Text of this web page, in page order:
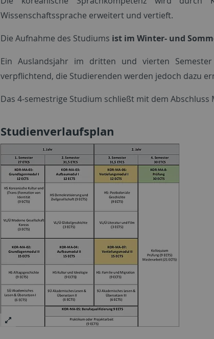
Wissenschaftssprache erweitert und vertieft.
Die Aufnahme des Studiums ist im Winter- und
Ein Auslandsjahr im dritten und vierten
verpflichtend, die Studierenden werden jedoch dazu
Das 4-semestrige Studium schließt mit dem Abschluss
Studienverlaufsplan